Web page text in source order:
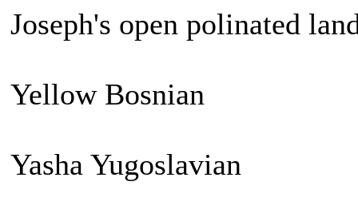
Joseph's open polinated
Yellow Bosnian
Yasha Yugoslavian